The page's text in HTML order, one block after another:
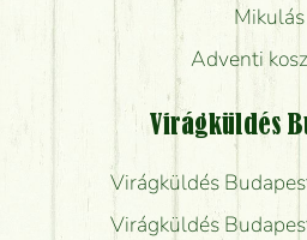
Mikulás
Adventi
Virágküldés
Virágküldés
Virágküldés